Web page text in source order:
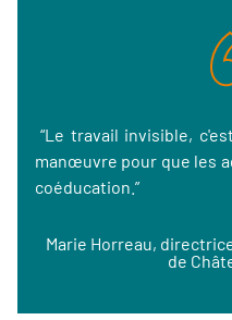
“Le travail invisible,
manœuvre pour que les
coéducation.”
Marie Horreau,
de